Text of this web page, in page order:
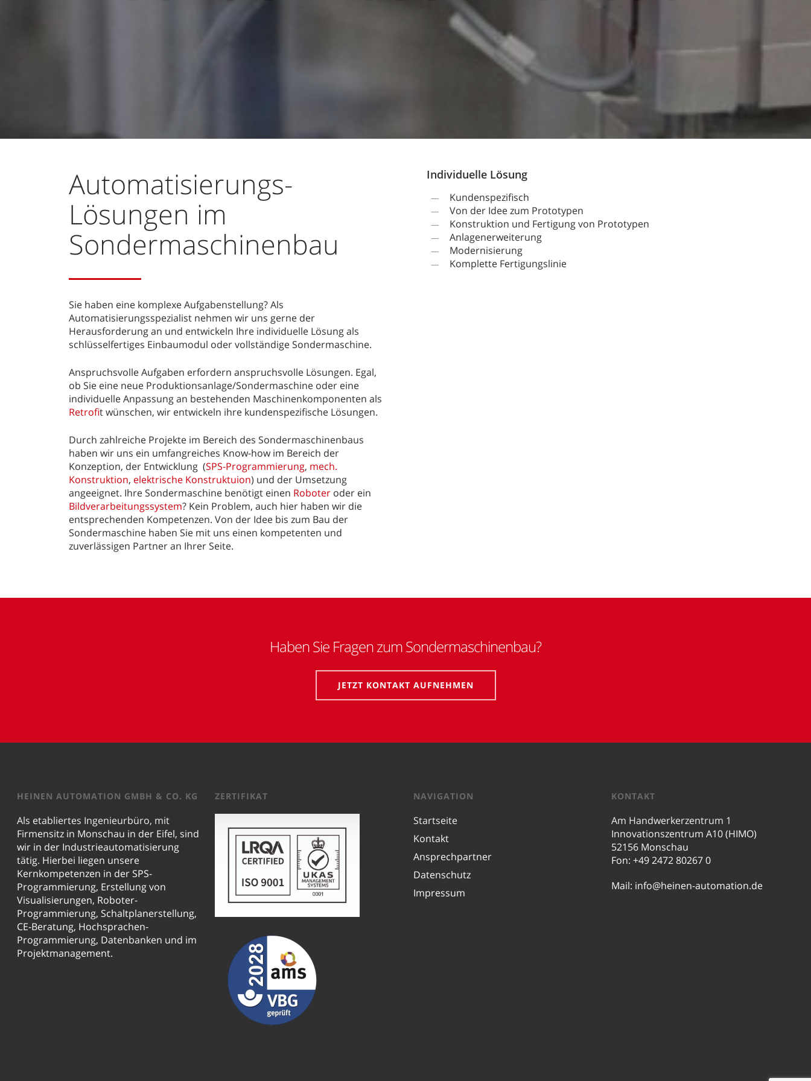
Automatisierungs-
Lösungen im
Sondermaschinenbau
Sie haben eine komplexe Aufgabenstellung? Als
Automatisierungsspezialist nehmen wir uns gerne der
Herausforderung an und entwickeln Ihre individuelle Lösung als
schlüsselfertiges Einbaumodul oder vollständige Sondermaschine.
Anspruchsvolle Aufgaben erfordern anspruchsvolle Lösungen. Egal,
ob Sie eine neue Produktionsanlage/Sondermaschine oder eine
individuelle Anpassung an bestehenden Maschinenkomponenten als
Retrofit wünschen, wir entwickeln ihre kundenspezifische Lösungen.
Durch zahlreiche Projekte im Bereich des Sondermaschinenbaus
haben wir uns ein umfangreiches Know-how im Bereich der
Konzeption, der Entwicklung (SPS-Programmierung, mech.
Konstruktion, elektrische Konstruktuion) und der Umsetzung
angeeignet. Ihre Sondermaschine benötigt einen Roboteroder ein
Bildverarbeitungssystem? Kein Problem, auch hier haben wir die
entsprechenden Kompetenzen. Von der Idee bis zum Bau der
Sondermaschine haben Sie mit uns einen kompetenten und
zuverlässigen Partner an Ihrer Seite.
Individuelle Lösung
Kundenspezifisch
Von der Idee zum Prototypen
Konstruktion und Fertigung von Prototypen
Anlagenerweiterung
Modernisierung
Komplette Fertigungslinie
Haben Sie Fragen zum Sondermaschinenbau?
JETZT KONTAKT AUFNEHMEN
HEINEN AUTOMATION GMBH & CO. KG
Als etabliertes Ingenieurbüro, mit
Firmensitz in Monschau in der Eifel, sind
wir in der Industrieautomatisierung
tätig. Hierbei liegen unsere
Kernkompetenzen in der SPS-
Programmierung, Erstellung von
Visualisierungen, Roboter-
Programmierung, Schaltplanerstellung,
CE-Beratung, Hochsprachen-
Programmierung, Datenbanken und im
Projektmanagement.
ZERTIFIKAT NAVIGATION
Startseite
Kontakt
Ansprechpartner
Datenschutz
Impressum
KONTAKT
Am Handwerkerzentrum 1
Innovationszentrum A10 (HIMO)
52156 Monschau
Fon: +49 2472 80267 0
Mail: info@heinen-automation.de